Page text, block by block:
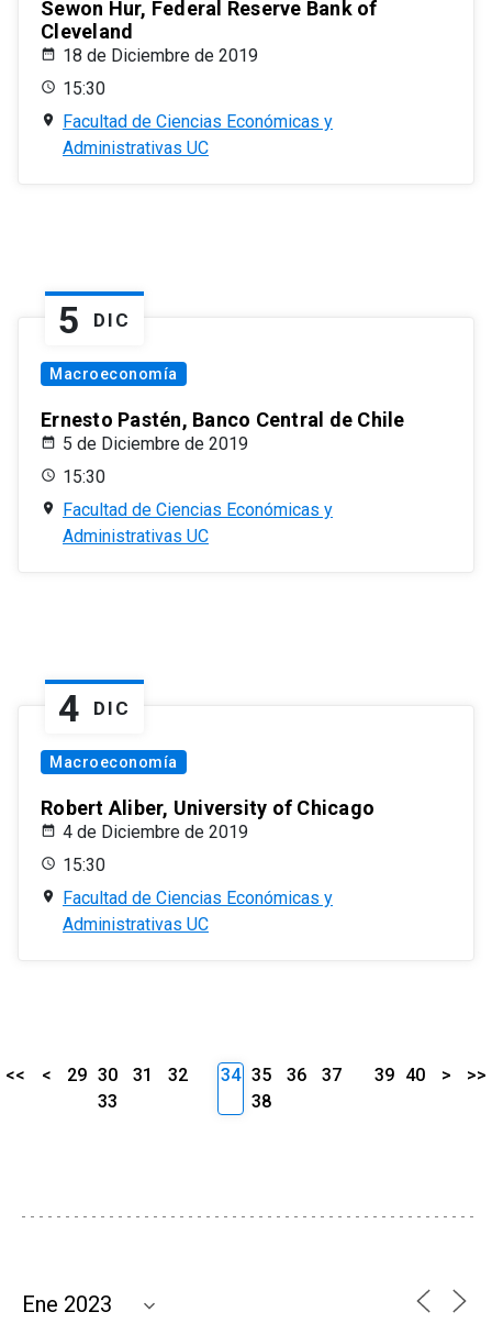
Sewon Hur, Federal Reserve Bank of
Cleveland
18 de Diciembre de 2019
15:30
Facultad de Ciencias Económicas y
Administrativas UC
5 DIC
Macroeconomía
Ernesto Pastén, Banco Central de Chile
5 de Diciembre de 2019
15:30
Facultad de Ciencias Económicas y
Administrativas UC
4 DIC
Macroeconomía
Robert Aliber, University of Chicago
4 de Diciembre de 2019
15:30
Facultad de Ciencias Económicas y
Administrativas UC
<< < 29 30 31
32
33
34 35 36
37
38
39 40 > >>